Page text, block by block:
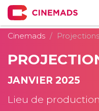
Cinemads
JANVIER 2025
Lieu de